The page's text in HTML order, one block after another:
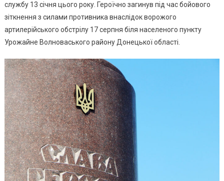
службу 13 січня цього року. Героїчно загинув під час бойового
зіткнення з силами противника внаслідок ворожого
артилерійського обстрілу 17 серпня біля населеного пункту
Урожайне Волноваського району Донецької області.